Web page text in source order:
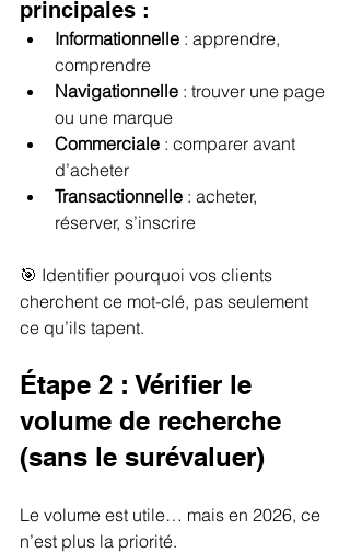
principales :
Informationnelle : apprendre,
comprendre
Navigationnelle : trouver une page
ou une marque
Commerciale : comparer avant
d’acheter
Transactionnelle : acheter,
réserver, s’inscrire
🎯 Identifier pourquoi vos clients
cherchent ce mot-clé, pas seulement
ce qu’ils tapent.
Étape 2 : Vérifier le
volume de recherche
(sans le surévaluer)
Le volume est utile… mais en 2026, ce
n’est plus la priorité.